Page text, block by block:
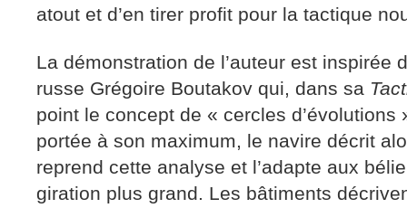
atout et d’en tirer profit pour la tactique
La démonstration de l’auteur est inspirée
russe Grégoire Boutakov qui, dans sa
point le concept de « cercles d’évolutions
portée à son maximum, le navire décrit
reprend cette analyse et l’adapte aux
giration plus grand. Les bâtiments